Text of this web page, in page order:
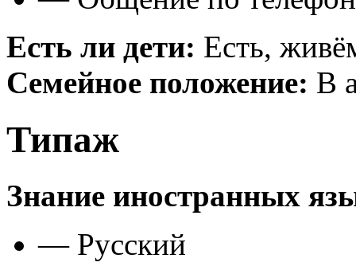
Есть ли дети: Есть,
Семейное положение: В
Типаж
Знание иностранных
— Русский